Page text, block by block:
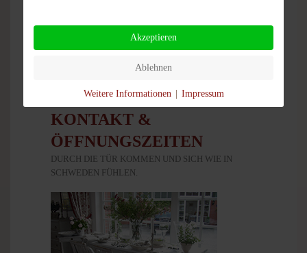
KONTAKT &
ÖFFNUNGSZEITEN
DURCH DIE TÜR KOMMEN UND SICH WIE IN
SCHWEDEN FÜHLEN.
Akzeptieren
Ablehnen
Weitere Informationen Impressum